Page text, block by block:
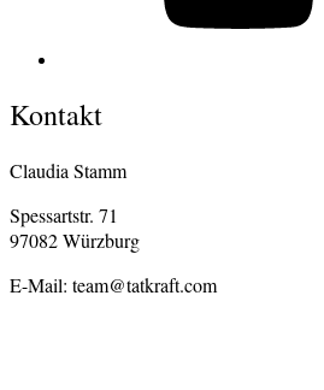
Kontakt
Claudia Stamm
Spessartstr. 71
97082 Würzburg
E-Mail: team@tatkraft.com